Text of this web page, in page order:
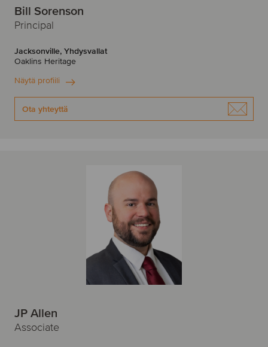
Bill Sorenson
Principal
Jacksonville, Yhdysvallat
Oaklins Heritage
Näytä profiili
Ota yhteyttä
JP Allen
Associate